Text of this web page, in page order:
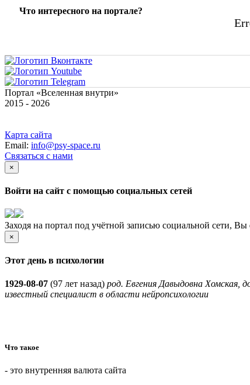
Что интересного на портале?
Портал «Вселенная внутри»
2015 - 2026
Карта сайта
Email: info@psy-space.ru
Связаться с нами
×
Войти на сайт с помощью социальных сетей
Заходя на портал под учётной записью социальной сети,
×
Этот день в психологии
1929-08-07 (97 лет назад) род. Евгения Давыдовна Хомская,
известный специалист в области нейропсихологии
Что такое
- это внутренняя валюта сайта